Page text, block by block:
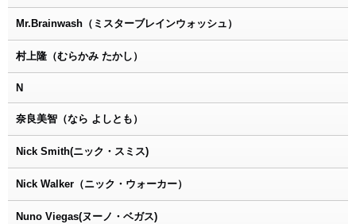
Mr.Brainwash（ミスターブレインウォッシュ）
村上隆（むらかみ たかし）
N
奈良美智（なら よしとも）
Nick Smith(ニック・スミス)
Nick Walker（ニック・ウォーカー）
Nuno Viegas(ヌーノ・ベガス)